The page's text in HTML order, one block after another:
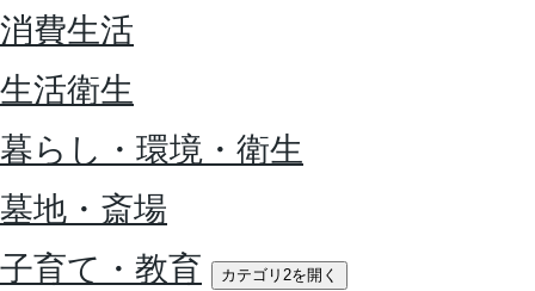
消費生活
生活衛生
暮らし・環境・衛生
墓地・斎場
子育て・教育
カテゴリ2を開く